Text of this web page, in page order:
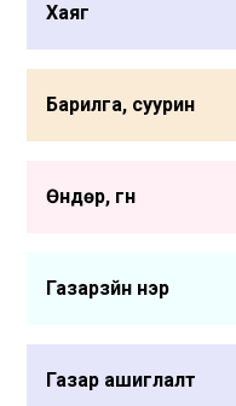
Хаяг
Барилга, суурин
Өндөр, гүн
Газарзүйн нэр
Газар ашиглалт